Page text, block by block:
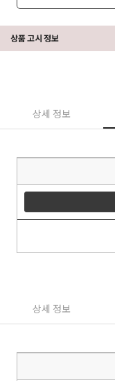
이코 라이프 하
상품 고시 정보
상세 정보
상세 정보